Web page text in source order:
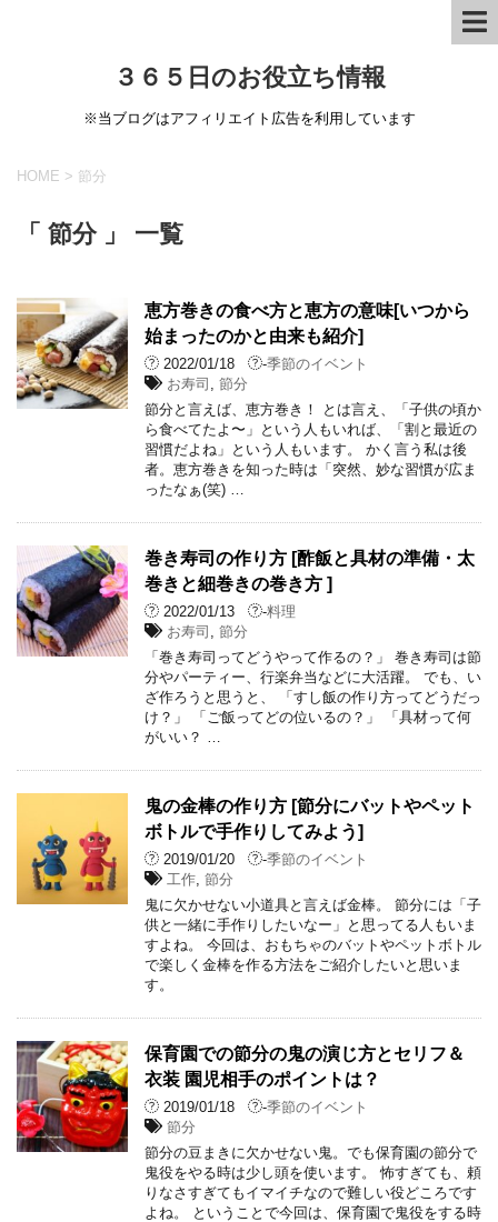
３６５日のお役立ち情報
※当ブログはアフィリエイト広告を利用しています
HOME > 節分
「 節分 」 一覧
恵方巻きの食べ方と恵方の意味[いつから
始まったのかと由来も紹介]
2022/01/18 -季節のイベント
お寿司
,節分
節分と言えば、恵方巻き！ とは言え、「子供の頃か
ら食べてたよ〜」という人もいれば、「割と最近の
習慣だよね」という人もいます。 かく言う私は後
者。恵方巻きを知った時は「突然、妙な習慣が広ま
ったなぁ(笑) …
巻き寿司の作り方 [酢飯と具材の準備・太
巻きと細巻きの巻き方 ]
2022/01/13 -料理
お寿司
,節分
「巻き寿司ってどうやって作るの？」 巻き寿司は節
分やパーティー、行楽弁当などに大活躍。 でも、い
ざ作ろうと思うと、 「すし飯の作り方ってどうだっ
け？」 「ご飯ってどの位いるの？」 「具材って何
がいい？ …
鬼の金棒の作り方 [節分にバットやペット
ボトルで手作りしてみよう]
2019/01/20 -季節のイベント
工作 ,節分
鬼に欠かせない小道具と言えば金棒。 節分には「子
供と一緒に手作りしたいなー」と思ってる人もいま
すよね。 今回は、おもちゃのバットやペットボトル
で楽しく金棒を作る方法をご紹介したいと思いま
す。
保育園での節分の鬼の演じ方とセリフ＆
衣装 園児相手のポイントは？
2019/01/18 -季節のイベント
節分
節分の豆まきに欠かせない鬼。でも保育園の節分で
鬼役をやる時は少し頭を使います。 怖すぎても、頼
りなさすぎてもイマイチなので難しい役どころです
よね。 ということで今回は、保育園で鬼役をする時